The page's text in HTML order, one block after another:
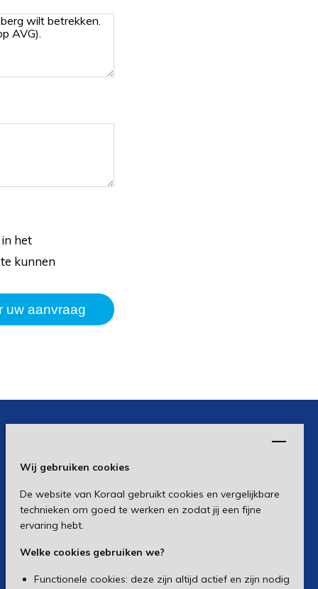
Wij gebruiken cookies
De website van Koraal gebruikt cookies en vergelijkbare
technieken om goed te werken en zodat jij een fijne
ervaring hebt.
Welke cookies gebruiken we?
Functionele cookies: deze zijn altijd actief en zijn nodig
het
kunnen